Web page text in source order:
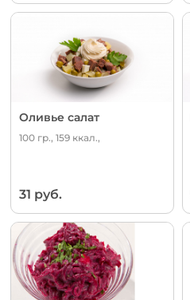
Оливье салат
100 гр., 159 ккал.,
31 руб.